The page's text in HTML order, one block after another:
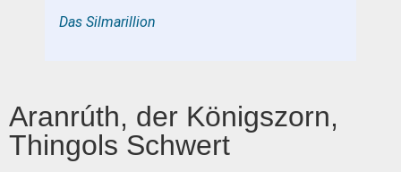
Das Silmarillion
Aranrúth, der Königszorn,
Thingols Schwert